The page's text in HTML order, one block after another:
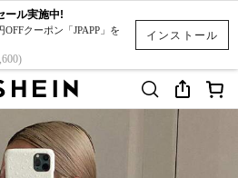
インストール
ール実施中!
クーポン「JPAPP」を